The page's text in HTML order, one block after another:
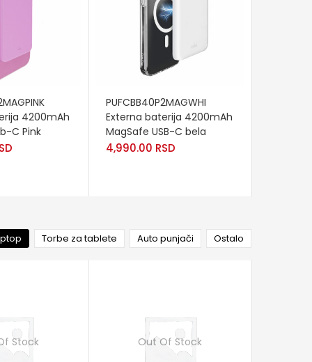
4200mAh
C Pink
PUFCBB40P2MAGWHI
Externa baterija 4200mAh
MagSafe USB-C bela
4,990.00 RSD
Torbe za tablete Auto punjači Ostalo
Stock Out Of Stock